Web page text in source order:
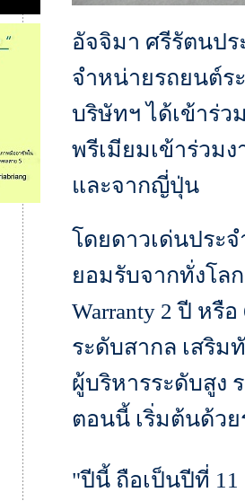
อัจจิมา ศรีรัตนปร
จำหน่ายรถยนต์ร
บริษัทฯ ได้เข้าร่ว
พรีเมียมเข้าร่วม
และจากญี่ปุ่น
โดยดาวเด่นประ
ยอมรับจากทั่งโล
Warranty 2 ปี หรื
ระดับสากล เสริมทั
ผู้บริหารระดับสูง
ตอนนี้ เริ่มต้นด้วย
"ปีนี้ ถือเป็นปีที่ 11